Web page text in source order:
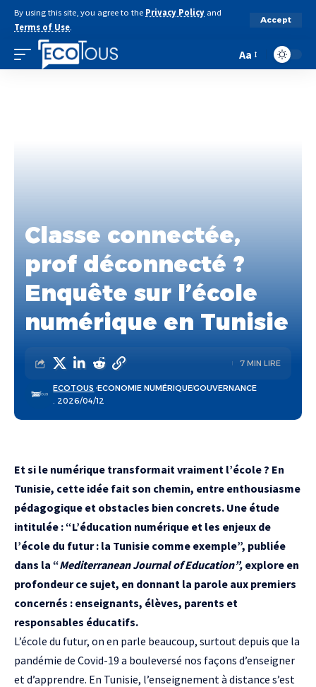
By using this site, you agree to the Privacy Policy and
Terms of Use.
Accept
Aa
Classe connectée,
prof déconnecté ?
Enquête sur l’école
numérique en Tunisie
. 2026/04/12
ECOTOUS ECONOMIE NUMÉRIQUEGOUVERNANCE
7 MIN LIRE
Et si le numérique transformait vraiment l’école ? En
Tunisie, cette idée fait son chemin, entre enthousiasme
pédagogique et obstacles bien concrets. Une étude
intitulée :“L’éducation numérique et les enjeux de
l’école du futur : la Tunisie comme exemple”, publiée
dans la “Mediterranean Journal of Education”, explore en
profondeur ce sujet, en donnant la parole aux premiers
concernés : enseignants, élèves, parents et
responsables éducatifs.
L’école du futur, on en parle beaucoup, surtout depuis que la
pandémie de Covid-19 a bouleversé nos façons d’enseigner
et d’apprendre. En Tunisie, l’enseignement à distance s’est